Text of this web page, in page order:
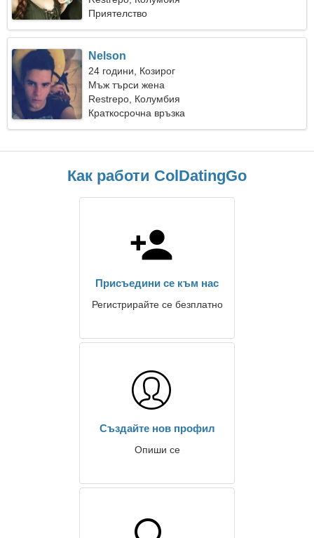
Приятелство
Nelson
24 години, Козирог
Мъж търси жена
Restrepo, Колумбия
Краткосрочна връзка
Как работи ColDatingGo
Присъедини се към нас
Регистрирайте се безплатно
Създайте нов профил
Опиши се